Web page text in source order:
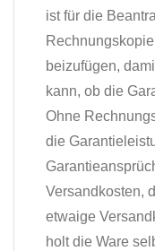
ist für die
beizufügen,
kann, ob die
Ohne
die
Versandkosten,
etwaige
holt die Ware